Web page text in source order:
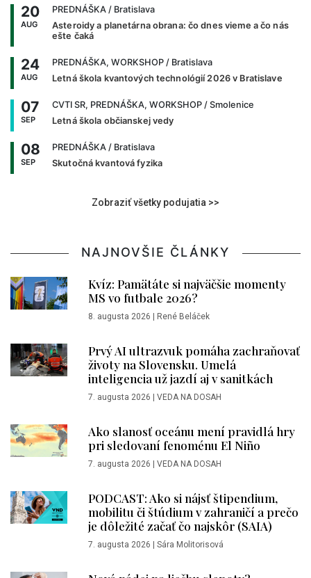
20
AUG
PREDNÁŠKA / Bratislava
Asteroidy a planetárna obrana: čo dnes vieme a čo nás
ešte čaká
24
AUG
PREDNÁŠKA, WORKSHOP / Bratislava
Letná škola kvantových technológií 2026 v Bratislave
07
SEP
CVTI SR, PREDNÁŠKA, WORKSHOP / Smolenice
Letná škola občianskej vedy
08
SEP
PREDNÁŠKA / Bratislava
Skutočná kvantová fyzika
Zobraziť všetky podujatia >>
NAJNOVŠIE ČLÁNKY
Kvíz: Pamätáte si najväčšie momenty
MS vo futbale 2026?
8. augusta 2026 René Beláček
Prvý AI ultrazvuk pomáha zachraňovať
životy na Slovensku. Umelá
inteligencia už jazdí aj v sanitkách
7. augusta 2026 VEDA NA DOSAH
Ako slanosť oceánu mení pravidlá hry
pri sledovaní fenoménu El Niño
7. augusta 2026 VEDA NA DOSAH
PODCAST: Ako si nájsť štipendium,
mobilitu či štúdium v zahraničí a prečo
je dôležité začať čo najskôr (SAIA)
7. augusta 2026 Sára Molitorisová